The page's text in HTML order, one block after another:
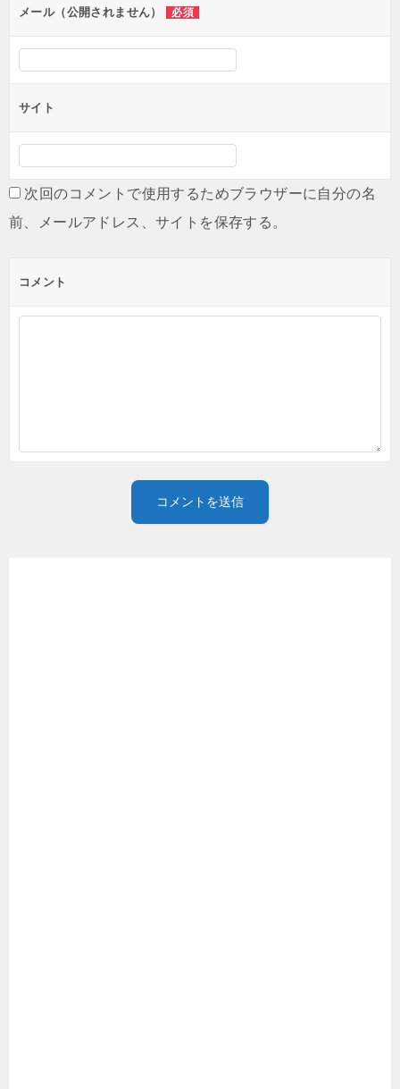
メール（公開されません） 必須
サイト
次回のコメントで使用するためブラウザーに自分の名
前、メールアドレス、サイトを保存する。
コメント